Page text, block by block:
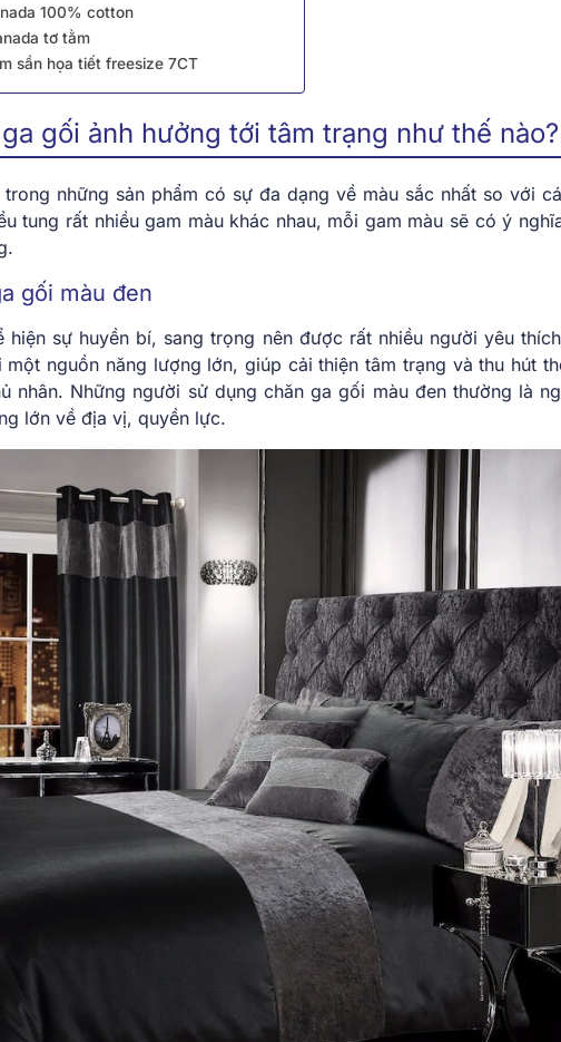
100% cotton
tơ tằm
sần họa tiết freesize 7CT
gối ảnh hưởng tới tâm trạng như thế nào?
những sản phẩm có sự đa dạng về màu sắc nhất so với
tung rất nhiều gam màu khác nhau, mỗi gam màu sẽ có ý
gối màu đen
hiện sự huyền bí, sang trọng nên được rất nhiều người yêu
nguồn năng lượng lớn, giúp cải thiện tâm trạng và thu hút
nhân. Những người sử dụng chăn ga gối màu đen thường là
lớn về địa vị, quyền lực.